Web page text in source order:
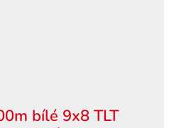
bílé 9x8 TLT